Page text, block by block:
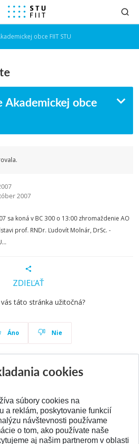
obce FIIT STU
Akademickej obce
2007
sa koná v BC 300 o 13:00 zhromaždenie AO
prof. RNDr. Ľudovít Molnár, DrSc. -
ZDIEĽAŤ
táto stránka užitočná?
Áno Nie
cookies
súbory cookies na
a reklám, poskytovanie funkcií
návštevnosti používame
o tom, ako používate naše
aj našim partnerom v oblasti